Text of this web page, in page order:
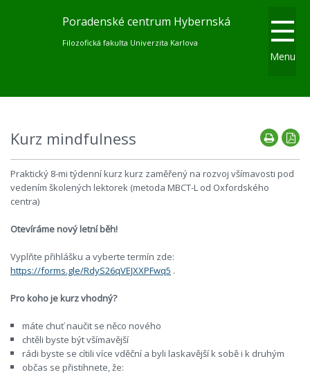
Poradenské centrum Hybernská
Filozofická fakulta Univerzita Karlova
Kurz mindfulness
Praktický 8-mi týdenní kurz kurz zaměřený na rozvoj všímavosti pod
vedením školených lektorek (metoda MBCT-L od Oxfordského
centra)
Otevíráme nový letní běh!
Vyplňte přihlášku a vyberte termín zde:
https://forms.gle/RdyS26qVEJXXPFwq5 .
Pro koho je kurz vhodný?
máte chuť naučit se něco nového
chtěli byste být všímavější
rádi byste se cítili více vděční a byli laskavější k sobě i k druhým
občas se přistihnete, že:
Menu